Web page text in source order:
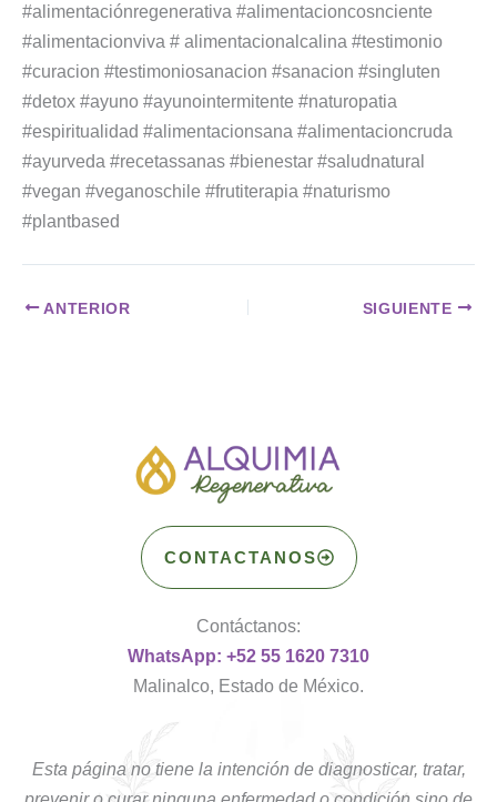
#alimentaciónregenerativa #alimentacioncosnciente
#alimentacionviva # alimentacionalcalina #testimonio
#curacion #testimoniosanacion #sanacion #singluten
#detox #ayuno #ayunointermitente #naturopatia
#espiritualidad #alimentacionsana #alimentacioncruda
#ayurveda #recetassanas #bienestar #saludnatural
#vegan #veganoschile #frutiterapia #naturismo
#plantbased
ANTERIOR SIGUIENTE
CONTACTANOS
Contáctanos:
WhatsApp: +52 55 1620 7310
Malinalco, Estado de México.
Esta página no tiene la intención de diagnosticar, tratar,